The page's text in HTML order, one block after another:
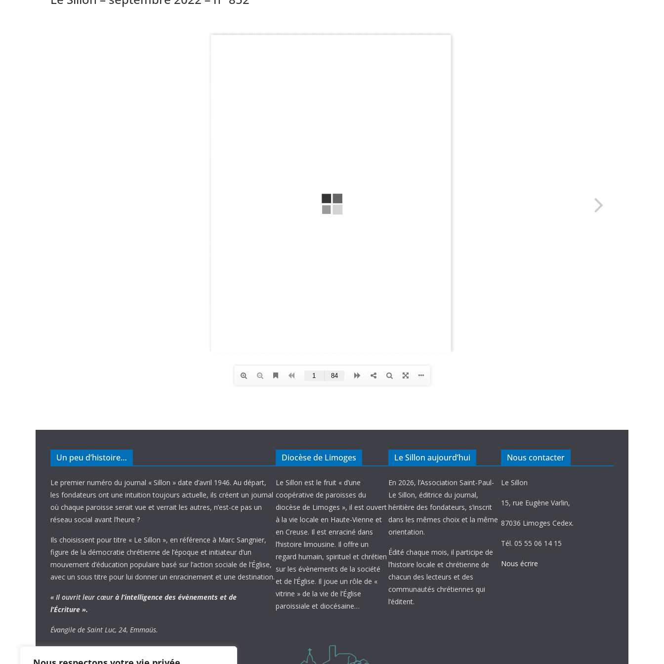
Un peu d’histoire…
Le premier numéro du journal « Sillon » date d’avril 1946. Au départ,
les fondateurs ont une intuition toujours actuelle, ils créent un journal
où chaque paroisse serait vue et verrait les autres, n’est-ce pas un
réseau social avant l’heure ?
Ils choisissent pour titre « Le Sillon », en référence à Marc Sangnier,
figure de la démocratie chrétienne de l’époque et initiateur d’un
mouvement d’éducation populaire basé sur l’action sociale de l’Église,
avec un sous titre pour lui donner un enracinement et une destination.
« Il ouvrit leur cœur à l’intelligence des évènements et de
l’Écriture ».
Évangile de Saint Luc, 24, Emmaüs.
Diocèse de Limoges
Le Sillon est le fruit « d’une
coopérative de paroisses du
diocèse de Limoges », il est ouvert
à la vie locale en Haute-Vienne et
en Creuse. Il est enraciné dans
l’histoire limousine. Il offre un
regard humain, spirituel et chrétien
sur les évènements de la société
et de l’Église. Il joue un rôle de «
vitrine » de la vie de l’Église
paroissiale et diocésaine…
Le Sillon aujourd’hui
En 2026, l’Association Saint-Paul-
Le Sillon, éditrice du journal,
héritière des fondateurs, s’inscrit
dans les mêmes choix et la même
orientation.
Édité chaque mois, il participe de
l’histoire locale et chrétienne de
chacun des lecteurs et des
communautés chrétiennes qui
l’éditent.
Nous contacter
Le Sillon
15, rue Eugène Varlin,
87036 Limoges Cedex.
Tél. 05 55 06 14 15
Nous écrire